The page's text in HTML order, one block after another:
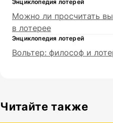
Энциклопедия лотерей
Можно ли просчитать
в лотерее
Энциклопедия лотерей
Вольтер: философ и
Читайте также